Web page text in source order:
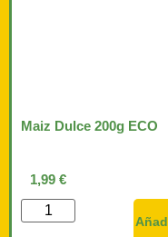
Maiz Dulce 200g ECO
1,99 €